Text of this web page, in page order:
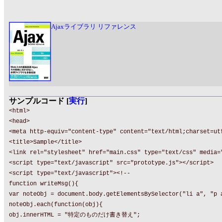
Ajaxライブラリ リファレンス
サンプルコード [実行]
<html>
<head>
<meta http-equiv="content-type" content="text/
<title>Sample</title>
<link rel="stylesheet" href="main.css" type="text/css"
<script type="text/javascript" src="prototype.js"></script>
<script type="text/javascript"><!--
function writeMsg(){
var noteObj = document.body.getElementsBySelector("li a", "p
noteObj.each(function(obj){
obj.innerHTML = "特定のものだけ書き替え";